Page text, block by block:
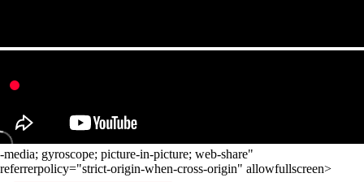
-media; gyroscope; picture-in-picture; web-share"
referrerpolicy="strict-origin-when-cross-origin" allowfullscreen>